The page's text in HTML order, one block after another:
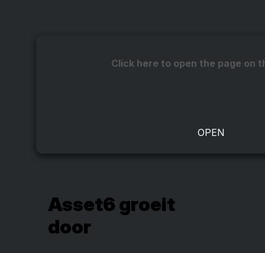
Click here to open the page on
Asset6 groeit
door